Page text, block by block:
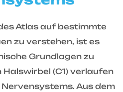
Atlas auf bestimmte
zu verstehen, ist es
Grundlagen zu
Halswirbel (C1) verlaufen
Aus dem